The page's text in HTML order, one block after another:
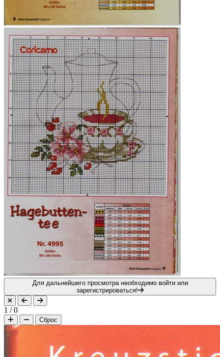
Для дальнейшего просмотра необходимо войти или
зарегистрироваться!
1 /0
Сброс